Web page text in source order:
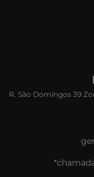
R. São Domingos 39